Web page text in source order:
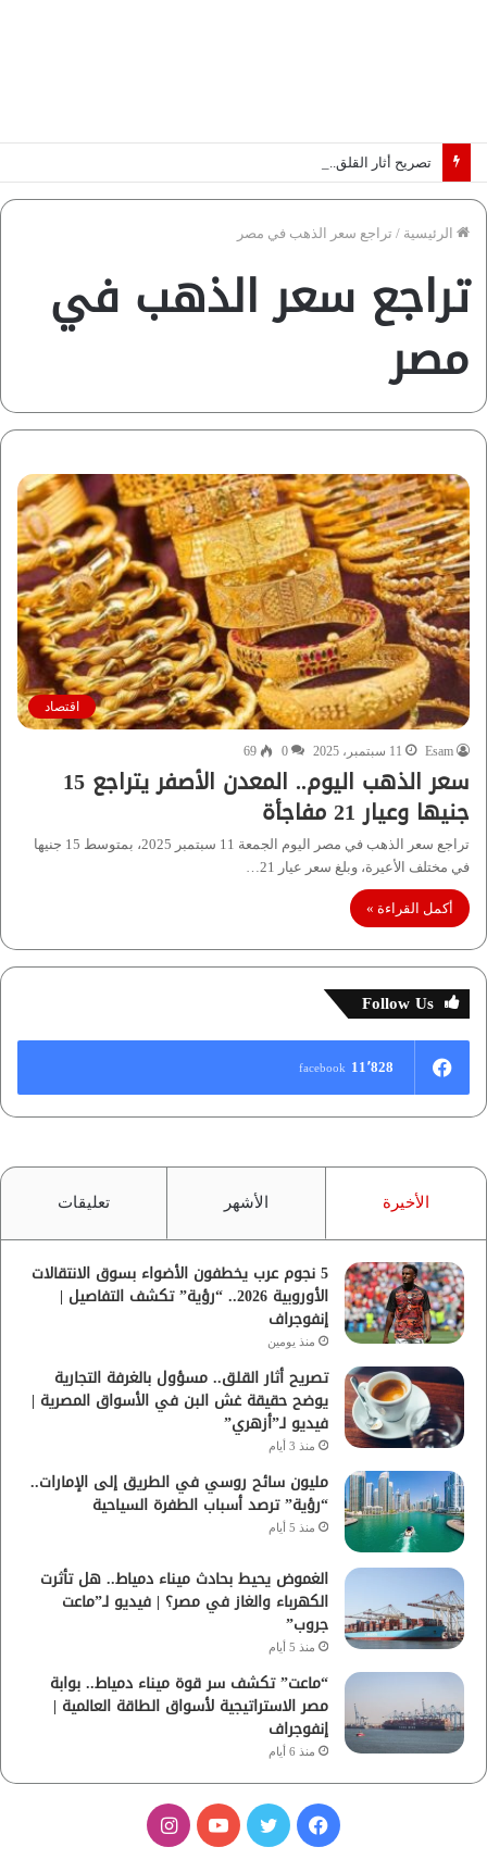
الرئيسية / تراجع سعر الذهب في مصر
تراجع سعر الذهب في
مصر
اقتصاد
Esam 11 سبتمبر، 2025 0
69
سعر الذهب اليوم.. المعدن الأصفر يتراجع 15
جنيها وعيار 21 مفاجأة
تراجع سعر الذهب في مصر اليوم الجمعة 11 سبتمبر 2025، بمتوسط 15 جنيها
في مختلف الأعيرة، وبلغ سعر عيار 21…
أكمل القراءة »
Follow Us
11٬828 facebook
الأخيرة الأشهر تعليقات
5 نجوم عرب يخطفون الأضواء بسوق الانتقالات
الأوروبية 2026.. “رؤية” تكشف التفاصيل |
إنفوجراف
منذ يومين
تصريح أثار القلق.. مسؤول بالغرفة التجارية
يوضح حقيقة غش البن في الأسواق المصرية |
فيديو لـ”أزهري”
منذ 3 أيام
مليون سائح روسي في الطريق إلى الإمارات..
“رؤية” ترصد أسباب الطفرة السياحية
منذ 5 أيام
الغموض يحيط بحادث ميناء دمياط.. هل تأثرت
الكهرباء والغاز في مصر؟ | فيديو لـ”ماعت
جروب”
منذ 5 أيام
“ماعت” تكشف سر قوة ميناء دمياط.. بوابة
مصر الاستراتيجية لأسواق الطاقة العالمية |
إنفوجراف
منذ 6 أيام